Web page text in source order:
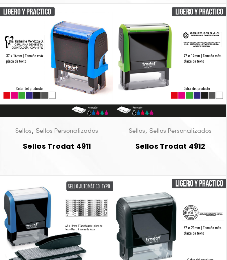
Sellos Sellos Personalizados
Sellos Trodat 4911
Sellos Sellos Personalizados
Sellos Trodat 4912